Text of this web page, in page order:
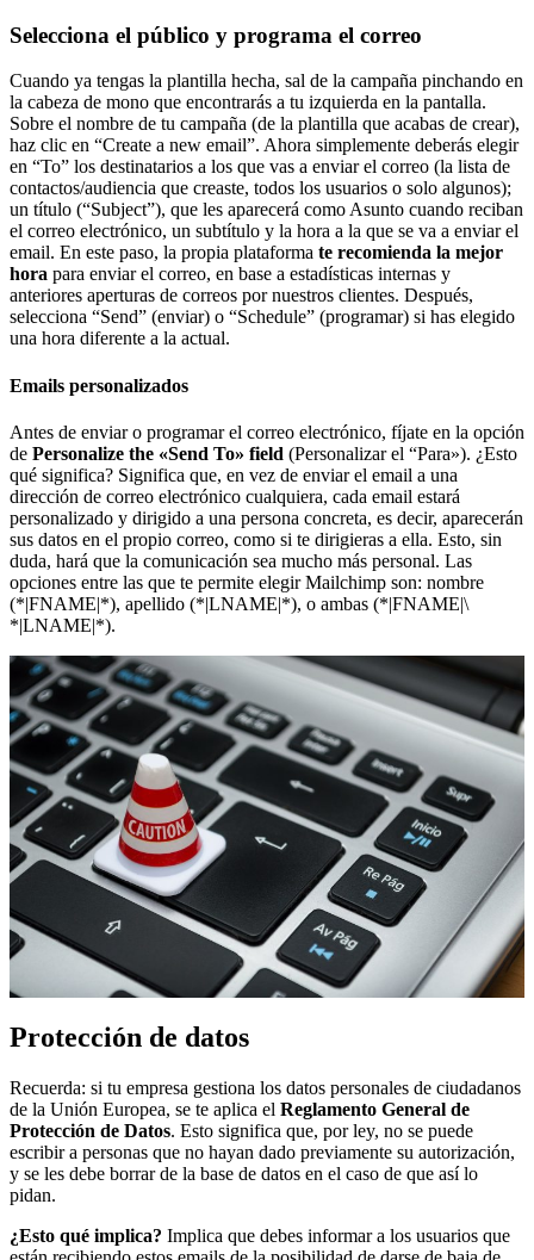
Selecciona el público y programa el correo
Cuando ya tengas la plantilla hecha, sal de la campaña pinchando en
la cabeza de mono que encontrarás a tu izquierda en la pantalla.
Sobre el nombre de tu campaña (de la plantilla que acabas de crear),
haz clic en “Create a new email”. Ahora simplemente deberás elegir
en “To” los destinatarios a los que vas a enviar el correo (la lista de
contactos/audiencia que creaste, todos los usuarios o solo algunos);
un título (“Subject”), que les aparecerá como Asunto cuando reciban
el correo electrónico, un subtítulo y la hora a la que se va a enviar el
email. En este paso, la propia plataforma te recomienda la mejor
hora para enviar el correo, en base a estadísticas internas y
anteriores aperturas de correos por nuestros clientes. Después,
selecciona “Send” (enviar) o “Schedule” (programar) si has elegido
una hora diferente a la actual.
Emails personalizados
Antes de enviar o programar el correo electrónico, fíjate en la opción
de Personalize the «Send To» field (Personalizar el “Para»). ¿Esto
qué significa? Significa que, en vez de enviar el email a una
dirección de correo electrónico cualquiera, cada email estará
personalizado y dirigido a una persona concreta, es decir, aparecerán
sus datos en el propio correo, como si te dirigieras a ella. Esto, sin
duda, hará que la comunicación sea mucho más personal. Las
opciones entre las que te permite elegir Mailchimp son: nombre
(*|FNAME|*), apellido (*|LNAME|*), o ambas (*|FNAME|\
*|LNAME|*).
Protección de datos
Recuerda: si tu empresa gestiona los datos personales de ciudadanos
de la Unión Europea, se te aplica el Reglamento General de
Protección de Datos. Esto significa que, por ley, no se puede
escribir a personas que no hayan dado previamente su autorización,
y se les debe borrar de la base de datos en el caso de que así lo
pidan.
¿Esto qué implica? Implica que debes informar a los usuarios que